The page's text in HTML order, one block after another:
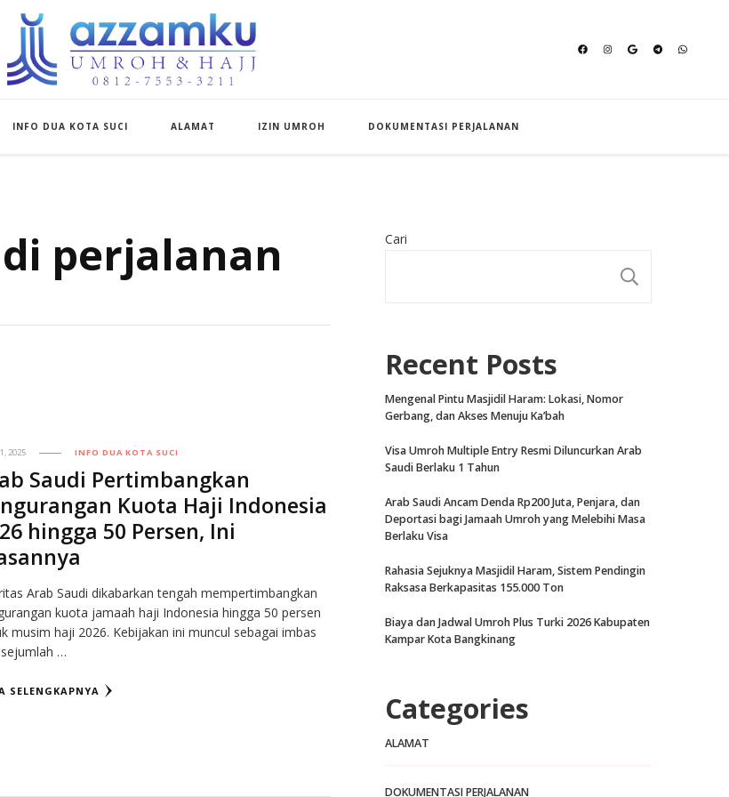
INFO DUA KOTA SUCI ALAMAT IZIN UMROH DOKUMENTASI PERJALANAN
perjalanan
2025 INFO DUA KOTA SUCI
Saudi Pertimbangkan
Kuota Haji Indonesia
hingga 50 Persen, Ini
Arab Saudi dikabarkan tengah mempertimbangkan
kuota jamaah haji Indonesia hingga 50 persen
musim haji 2026. Kebijakan ini muncul sebagai imbas
…
SELENGKAPNYA
Cari
Recent Posts
Mengenal Pintu Masjidil Haram: Lokasi, Nomor
Gerbang, dan Akses Menuju Ka’bah
Visa Umroh Multiple Entry Resmi Diluncurkan Arab
Saudi Berlaku 1 Tahun
Arab Saudi Ancam Denda Rp200 Juta, Penjara, dan
Deportasi bagi Jamaah Umroh yang Melebihi Masa
Berlaku Visa
Rahasia Sejuknya Masjidil Haram, Sistem Pendingin
Raksasa Berkapasitas 155.000 Ton
Biaya dan Jadwal Umroh Plus Turki 2026 Kabupaten
Kampar Kota Bangkinang
Categories
ALAMAT
DOKUMENTASI PERJALANAN